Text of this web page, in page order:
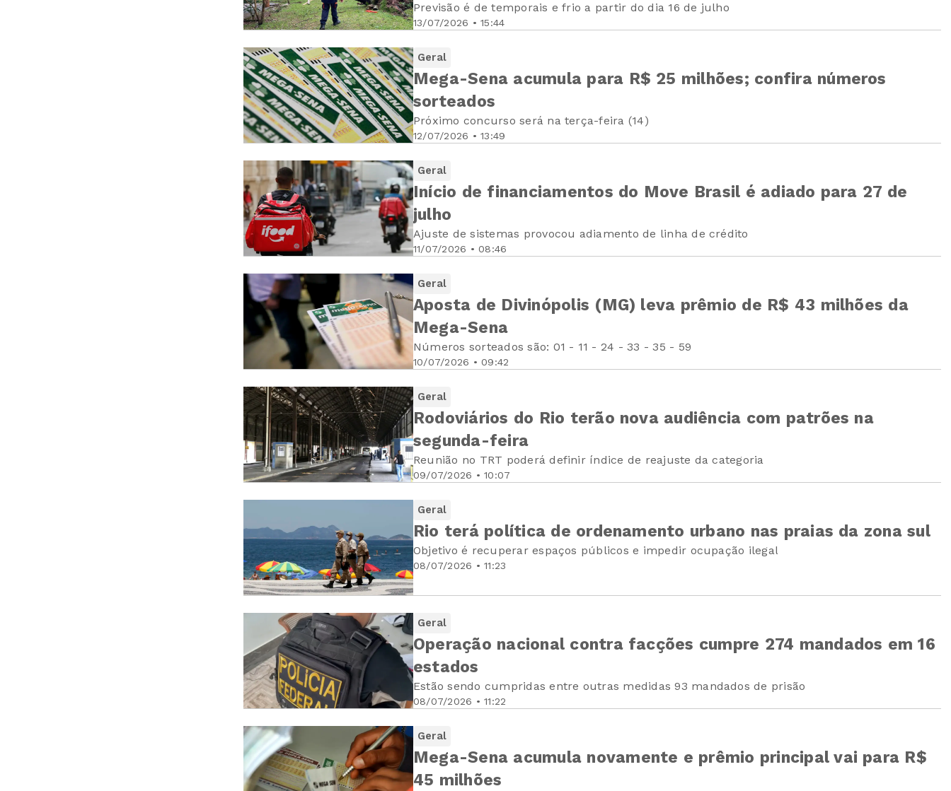
13/07/2026 • 15:44
Previsão é de temporais e frio a partir do dia 16 de julho
Geral
12/07/2026 • 13:49
Mega-Sena acumula para R$ 25 milhões; confira números
sorteados
Próximo concurso será na terça-feira (14)
Geral
11/07/2026 • 08:46
Início de financiamentos do Move Brasil é adiado para 27 de
julho
Ajuste de sistemas provocou adiamento de linha de crédito
Geral
10/07/2026 • 09:42
Aposta de Divinópolis (MG) leva prêmio de R$ 43 milhões da
Mega-Sena
Números sorteados são: 01 - 11 - 24 - 33 - 35 - 59
Geral
09/07/2026 • 10:07
Rodoviários do Rio terão nova audiência com patrões na
segunda-feira
Reunião no TRT poderá definir índice de reajuste da categoria
Geral
08/07/2026 • 11:23
Rio terá política de ordenamento urbano nas praias da zona sul
Objetivo é recuperar espaços públicos e impedir ocupação ilegal
Geral
08/07/2026 • 11:22
Operação nacional contra facções cumpre 274 mandados em 16
estados
Estão sendo cumpridas entre outras medidas 93 mandados de prisão
Geral
Mega-Sena acumula novamente e prêmio principal vai para R$
45 milhões